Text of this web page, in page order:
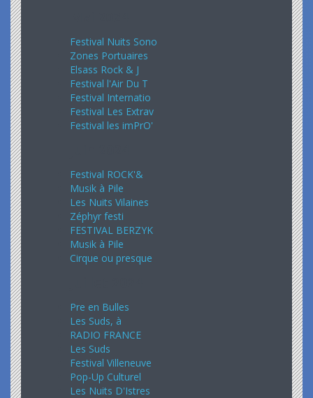
Festival Nuits Sono
Zones Portuaires
Elsass Rock & J
Festival l'Air Du T
Festival Internatio
Festival Les Extrav
Festival les imPrO'
Festival ROCK'&
Musik à Pile
Les Nuits Vilaines
Zéphyr festi
FESTIVAL BERZYK
Musik à Pile
Cirque ou presque
Pre en Bulles
Les Suds, à
RADIO FRANCE
Les Suds
Festival Villeneuve
Pop-Up Culturel
Les Nuits D'Istres